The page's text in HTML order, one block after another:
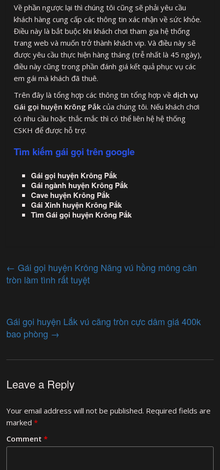
Về phần ngược lại thì chúng tôi cũng sẽ phải yêu cầu
khách hàng cung cấp các thông tin xác nhận về sức khỏe.
Điều này là bắt buộc khi khách chơi tham gia hệ thống
trang web và muốn trở thành khách vip. Và điều này sẽ
được yêu cầu thực hiện hàng tháng (trễ nhất là 45 ngày),
điều này cũng trong phần đánh giá kết quả phục vụ các
em gái mà khách đã thuê.
Trên đây là tổng hợp các thông tin tổng hợp về dịch vụ
Gái gọi huyện Krông Pắk của chúng tôi. Nếu khách chơi
có nhu cầu hoặc thắc mắc thì có thể liên hệ hệ thống
CSKH để được hỗ trợ.
Tìm kiếm gái gọi trên google
Gái gọi huyện Krông Pắk
Gái ngành huyện Krông Pắk
Cave huyện Krông Pắk
Gái Xinh huyện Krông Pắk
Tìm Gái gọi huyện Krông Pắk
← Gái gọi huyện Krông Năng vú hồng mông căn
tròn làm tình rất tuyệt
Gái gọi huyện Lắk vú căng tròn cực dâm giá 400k
bao phòng →
Leave a Reply
Your email address will not be published. Required fields are
marked*
Comment*